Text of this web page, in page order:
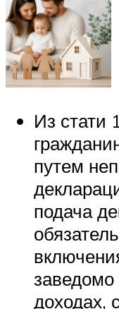
Из стати
путем
подача
доходах,